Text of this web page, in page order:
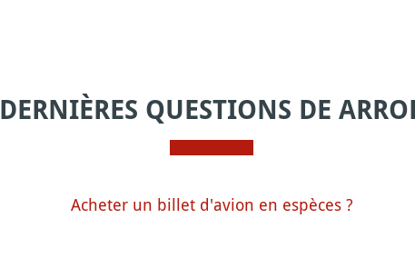
DERNIÈRES QUESTIONS DE
Acheter un billet d'avion en espèces ?